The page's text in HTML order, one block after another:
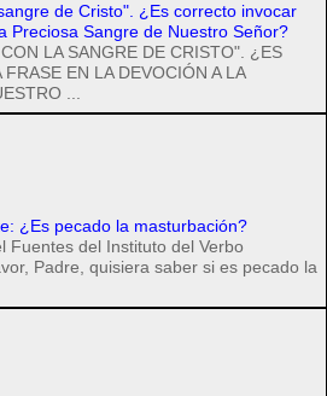
de Cristo". ¿Es correcto invocar
Preciosa Sangre de Nuestro Señor?
LA SANGRE DE CRISTO". ¿ES
EN LA DEVOCIÓN A LA
...
¿Es pecado la masturbación?
Fuentes del Instituto del Verbo
Padre, quisiera saber si es pecado la